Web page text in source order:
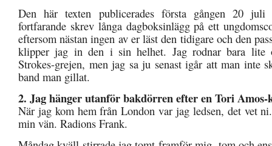
Den här texten publicerades första gången 20
fortfarande skrev långa dagboksinlägg på ett
eftersom nästan ingen av er läst den tidigare och den
klipper jag in den i sin helhet. Jag rodnar bara lite
Strokes-grejen, men jag sa ju senast igår att man inte
band man gillat.
2. Jag hänger utanför bakdörren efter en Tori Amos-
När jag kom hem från London var jag ledsen, det vet
min vän. Radions Frank.